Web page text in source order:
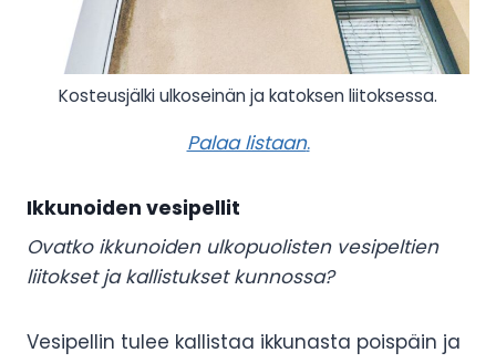
Kosteusjälki ulkoseinän ja katoksen liitoksessa.
Palaa listaan.
Ikkunoiden vesipellit
Ovatko ikkunoiden ulkopuolisten vesipeltien
liitokset ja kallistukset kunnossa?
Vesipellin tulee kallistaa ikkunasta poispäin ja